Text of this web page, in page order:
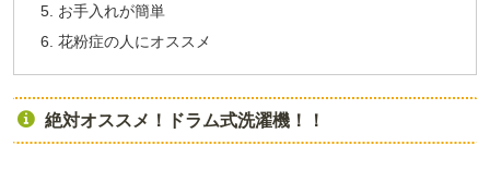
お手入れが簡単
花粉症の人にオススメ
絶対オススメ！ドラム式洗濯機！！